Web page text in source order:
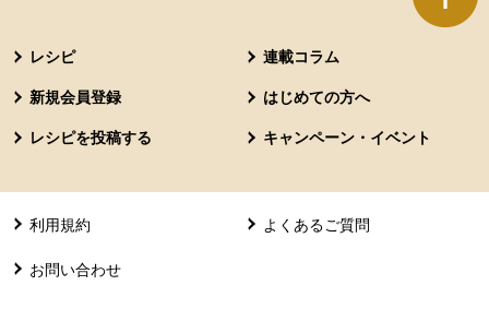
レシピ 連載コラム
新規会員登録 はじめての方へ
レシピを投稿する キャンペーン・イベント
利用規約 よくあるご質問
お問い合わせ